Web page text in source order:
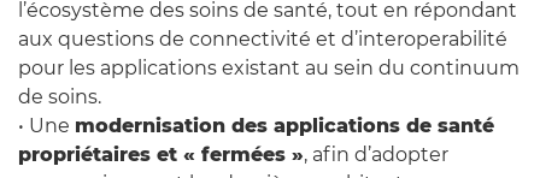
l’écosystème des soins de santé, tout en répondant
aux questions de connectivité et d’interoperabilité
pour les applications existant au sein du continuum
de soins.
• Une modernisation des applications de santé
propriétaires et « fermées », afin d’adopter